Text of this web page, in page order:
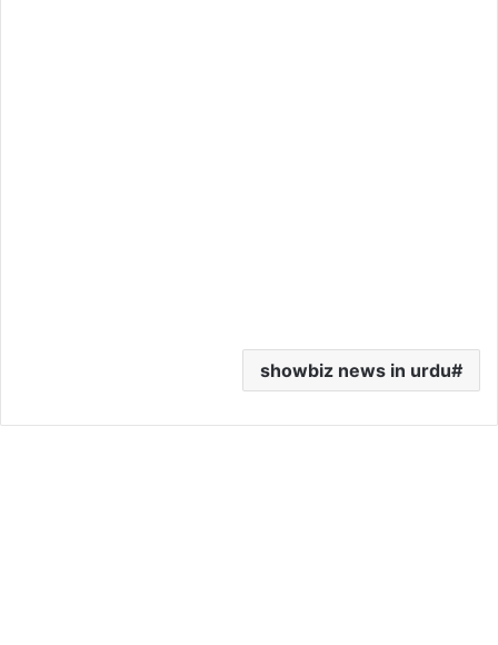
showbiz news in urdu